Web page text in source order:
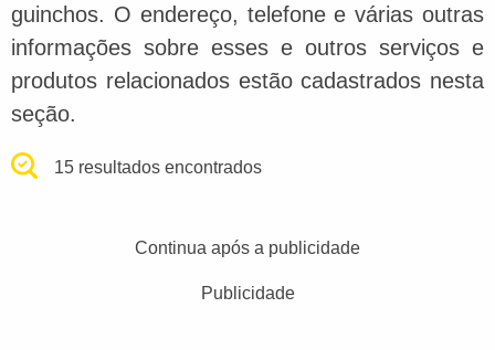
guinchos. O endereço, telefone e várias outras
informações sobre esses e outros serviços e
produtos relacionados estão cadastrados nesta
seção.
15 resultados encontrados
Continua após a publicidade
Publicidade